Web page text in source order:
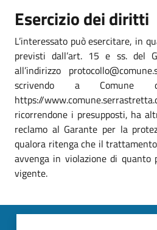
Esercizio dei diritti
L’interessato può esercitare, in
previsti dall’art. 15 e ss. del
all’indirizzo
scrivendo a Comune
https://
ricorrendone i presupposti, ha
reclamo al Garante per la
qualora ritenga che il
avvenga in violazione di quanto
vigente.